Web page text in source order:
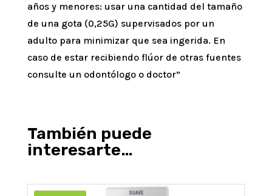
años y menores: usar una cantidad del tamaño
de una gota (0,25G) supervisados por un
adulto para minimizar que sea ingerida. En
caso de estar recibiendo flúor de otras fuentes
consulte un odontólogo o doctor”
También puede
interesarte…